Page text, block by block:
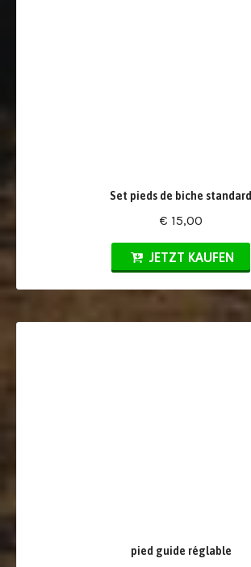
Set pieds de biche standard
€ 15,00
JETZT KAUFEN
pied guide réglable